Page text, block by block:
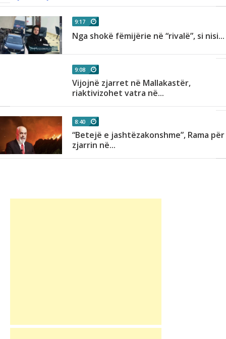
9:17
Nga shokë fëmijërie në “rivalë”, si nisi...
9:08
Vijojnë zjarret në Mallakastër,
riaktivizohet vatra në...
8:40
“Betejë e jashtëzakonshme”, Rama për
zjarrin në...